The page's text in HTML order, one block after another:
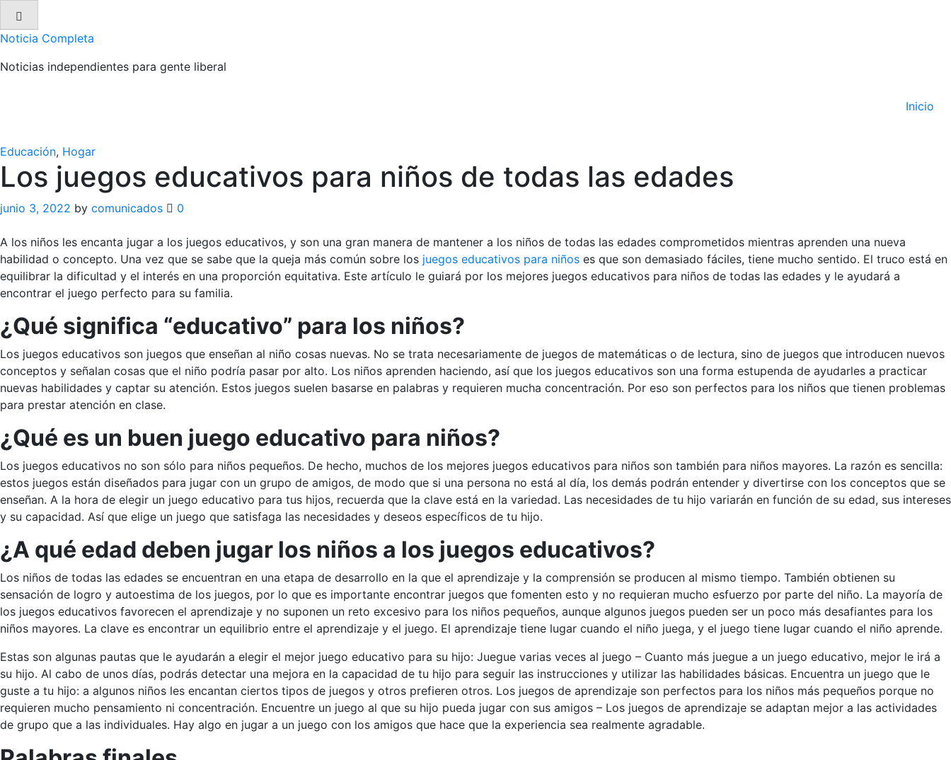
content
Noticia Completa
Noticias independientes para gente liberal
Inicio
Educación, Hogar
Los juegos educativos para niños de todas las edades
junio 3, 2022 by comunicados 0
A los niños les encanta jugar a los juegos educativos, y son una gran manera de mantener a los niños de todas las edades comprometidos mientras aprenden una nueva
habilidad o concepto. Una vez que se sabe que la queja más común sobre los juegos educativos para niños es que son demasiado fáciles, tiene mucho sentido. El truco está en
equilibrar la dificultad y el interés en una proporción equitativa. Este artículo le guiará por los mejores juegos educativos para niños de todas las edades y le ayudará a
encontrar el juego perfecto para su familia.
¿Qué significa “educativo” para los niños?
Los juegos educativos son juegos que enseñan al niño cosas nuevas. No se trata necesariamente de juegos de matemáticas o de lectura, sino de juegos que introducen nuevos
conceptos y señalan cosas que el niño podría pasar por alto. Los niños aprenden haciendo, así que los juegos educativos son una forma estupenda de ayudarles a practicar
nuevas habilidades y captar su atención. Estos juegos suelen basarse en palabras y requieren mucha concentración. Por eso son perfectos para los niños que tienen problemas
para prestar atención en clase.
¿Qué es un buen juego educativo para niños?
Los juegos educativos no son sólo para niños pequeños. De hecho, muchos de los mejores juegos educativos para niños son también para niños mayores. La razón es sencilla:
estos juegos están diseñados para jugar con un grupo de amigos, de modo que si una persona no está al día, los demás podrán entender y divertirse con los conceptos que se
enseñan. A la hora de elegir un juego educativo para tus hijos, recuerda que la clave está en la variedad. Las necesidades de tu hijo variarán en función de su edad, sus intereses
y su capacidad. Así que elige un juego que satisfaga las necesidades y deseos específicos de tu hijo.
¿A qué edad deben jugar los niños a los juegos educativos?
Los niños de todas las edades se encuentran en una etapa de desarrollo en la que el aprendizaje y la comprensión se producen al mismo tiempo. También obtienen su
sensación de logro y autoestima de los juegos, por lo que es importante encontrar juegos que fomenten esto y no requieran mucho esfuerzo por parte del niño. La mayoría de
los juegos educativos favorecen el aprendizaje y no suponen un reto excesivo para los niños pequeños, aunque algunos juegos pueden ser un poco más desafiantes para los
niños mayores. La clave es encontrar un equilibrio entre el aprendizaje y el juego. El aprendizaje tiene lugar cuando el niño juega, y el juego tiene lugar cuando el niño aprende.
Estas son algunas pautas que le ayudarán a elegir el mejor juego educativo para su hijo: Juegue varias veces al juego – Cuanto más juegue a un juego educativo, mejor le irá a
su hijo. Al cabo de unos días, podrás detectar una mejora en la capacidad de tu hijo para seguir las instrucciones y utilizar las habilidades básicas. Encuentra un juego que le
guste a tu hijo: a algunos niños les encantan ciertos tipos de juegos y otros prefieren otros. Los juegos de aprendizaje son perfectos para los niños más pequeños porque no
requieren mucho pensamiento ni concentración. Encuentre un juego al que su hijo pueda jugar con sus amigos – Los juegos de aprendizaje se adaptan mejor a las actividades
de grupo que a las individuales. Hay algo en jugar a un juego con los amigos que hace que la experiencia sea realmente agradable.